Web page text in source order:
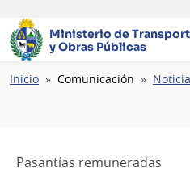
Ministerio de
y Obras Públicas
Ruta
Inicio Comunicación
Pasantías remuneradas